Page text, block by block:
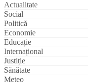
Actualitate
Social
Politică
Economie
Educație
Internațional
Justiție
Sănătate
Meteo